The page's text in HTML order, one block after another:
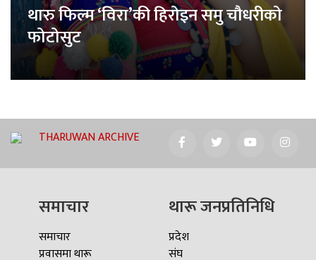
थारु फिल्म ‘विरा’की हिरोइन समु चौधरीको
फोटोसुट
THARUWAN ARCHIVE
समाचार
समाचार
प्रवासमा थारू
थारू जनप्रतिनिधि
प्रदेश
संघ